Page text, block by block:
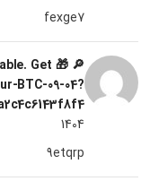
fexge7
Get
BTC-09-04?
🔎
1404
9etqrp